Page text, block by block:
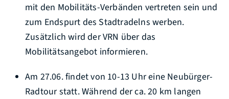
mit den Mobilitäts-Verbänden vertreten sein und
zum Endspurt des Stadtradelns werben.
Zusätzlich wird der VRN über das
Mobilitätsangebot informieren.
Am 27.06. findet von 10-13 Uhr eine Neubürger-
Radtour statt. Während der ca. 20 km langen